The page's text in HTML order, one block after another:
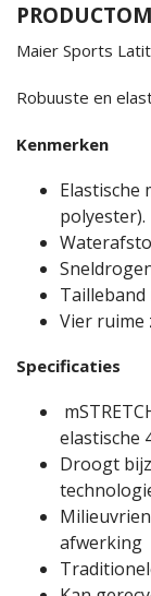
Maier Sports
Robuuste en
Kenmerken
Elastische
polyester).
Tailleband
Vier
Specificaties
elastische
Droogt
afwerking